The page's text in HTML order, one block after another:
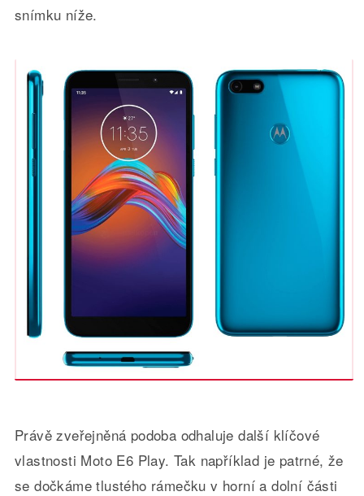
snímku níže.
Právě zveřejněná podoba odhaluje další klíčové
vlastnosti Moto E6 Play. Tak například je patrné, že
se dočkáme tlustého rámečku v horní a dolní části